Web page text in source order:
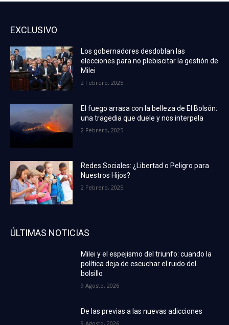
EXCLUSIVO
Los gobernadores desdoblan las
elecciones para no plebiscitar la gestión de
Milei
2 Febrero, 2025
El fuego arrasa con la belleza de El Bolsón:
una tragedia que duele y nos interpela
2 Febrero, 2025
Redes Sociales: ¿Libertad o Peligro para
Nuestros Hijos?
2 Febrero, 2025
ÚLTIMAS NOTICIAS
Milei y el espejismo del triunfo: cuando la
política deja de escuchar el ruido del
bolsillo
9 Agosto, 2026
De las previas a las nuevas adicciones
9 Agosto, 2026